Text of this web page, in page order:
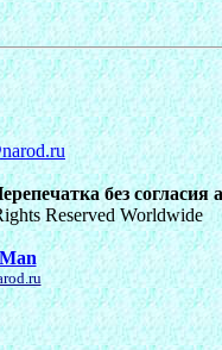
без согласия
Reserved Worldwide